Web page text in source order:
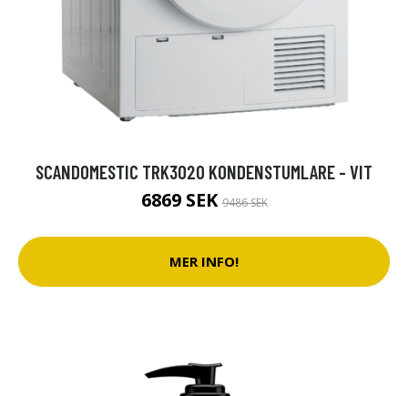
SCANDOMESTIC TRK3020 KONDENSTUMLARE - VIT
6869 SEK9486 SEK
MER INFO!